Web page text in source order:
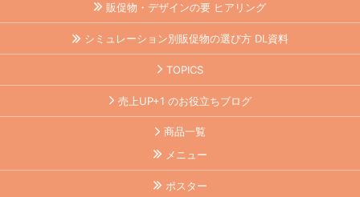
販促物・デザインの要 ヒアリング
シミュレーション別販促物の選び方 DL資料
TOPICS
売上UP+1 のお役立ちブログ
商品一覧
メニュー
ポスター